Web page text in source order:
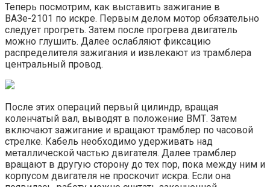
Теперь посмотрим, как выставить зажигание в
ВАЗе-2101 по искре. Первым делом мотор обязательно
следует прогреть. Затем после прогрева двигатель
можно глушить. Далее ослабляют фиксацию
распределителя зажигания и извлекают из трамблера
центральный провод.
После этих операций первый цилиндр, вращая
коленчатый вал, выводят в положение ВМТ. Затем
включают зажигание и вращают трамблер по часовой
стрелке. Кабель необходимо удерживать над
металлической частью двигателя. Далее трамблер
вращают в другую сторону до тех пор, пока между ним и
корпусом двигателя не проскочит искра. Если она